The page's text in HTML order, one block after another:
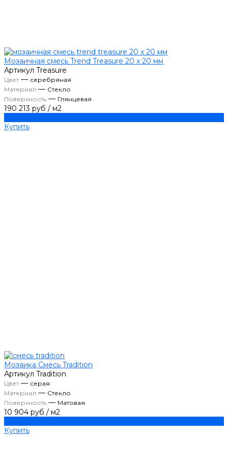
Мозаичная смесь Trend Treasure 20 х 20 мм
Артикул Treasure
Цвет— серебряная
Материал — Стекло
Поверхность — Глянцевая
190 213 руб / м2
Купить
Мозаика Смесь Tradition
Артикул Tradition
Цвет— серая
Материал — Стекло
Поверхность — Матовая
10 904 руб / м2
Купить